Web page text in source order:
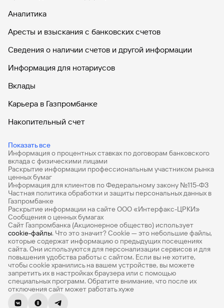
Аналитика
Аресты и взыскания с банковских счетов
Сведения о наличии счетов и другой информации
Информация для нотариусов
Вклады
Карьера в Газпромбанке
Накопительный счет
Показать все
Дебетовые карты с бесплатным обслуживанием
Все накопительные счета
Банковские вклады на 3 месяца
Вклады с высоким процентом
Калькулятор вкладов
Виртуальные карты
Премиум
Private
РКО
Информация о процентных ставках по договорам банковского
вклада с физическими лицами
Раскрытие информации профессиональным участником рынка
ценных бумаг
Информация для клиентов по Федеральному закону №115-ФЗ
Частная политика обработки и защиты персональных данных в
Газпромбанке
Раскрытие информации на сайте ООО «Интерфакс-ЦРКИ»
Сообщения о ценных бумагах
Сайт Газпромбанка (Акционерное общество) использует
cookie-файлы. Что это значит? Сookie — это небольшие файлы,
которые содержат информацию о предыдущих посещениях
сайта. Они используются для персонализации сервисов и для
повышения удобства работы с сайтом. Если вы не хотите,
чтобы сookie хранились на вашем устройстве, вы можете
запретить их в настройках браузера или с помощью
специальных программ. Обратите внимание, что после их
отключения сайт может работать хуже